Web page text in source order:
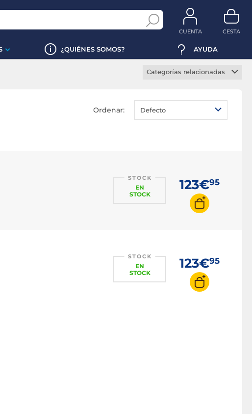
CUENTA CESTA
¿QUIÉNES SOMOS? AYUDA
Categorías relacionadas
Altavoces portátil
Altavoces PC de sobremesa
Ordenar: Defecto
STOCK
EN
STOCK
123€95
STOCK
EN
STOCK
123€95